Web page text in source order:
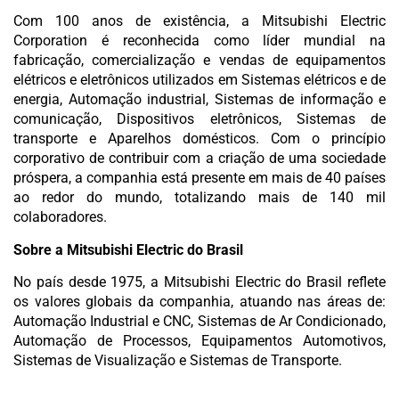
Com 100 anos de existência, a Mitsubishi Electric
Corporation é reconhecida como líder mundial na
fabricação, comercialização e vendas de equipamentos
elétricos e eletrônicos utilizados em Sistemas elétricos e de
energia, Automação industrial, Sistemas de informação e
comunicação, Dispositivos eletrônicos, Sistemas de
transporte e Aparelhos domésticos. Com o princípio
corporativo de contribuir com a criação de uma sociedade
próspera, a companhia está presente em mais de 40 países
ao redor do mundo, totalizando mais de 140 mil
colaboradores.
Sobre a Mitsubishi Electric do Brasil
No país desde 1975, a Mitsubishi Electric do Brasil reflete
os valores globais da companhia, atuando nas áreas de:
Automação Industrial e CNC, Sistemas de Ar Condicionado,
Automação de Processos, Equipamentos Automotivos,
Sistemas de Visualização e Sistemas de Transporte.